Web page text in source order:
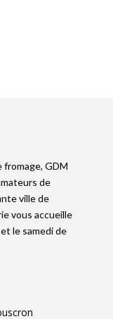
fromage, GDM
de
ville de
vous accueille
le samedi de